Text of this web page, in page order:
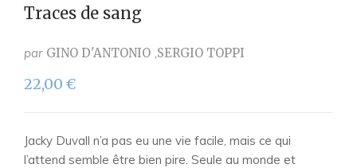
Traces de sang
par GINO D'ANTONIO SERGIO TOPPI
22,00 €
Jacky Duvall n’a pas eu une vie facile, mais ce qui
l’attend semble être bien pire. Seule au monde et